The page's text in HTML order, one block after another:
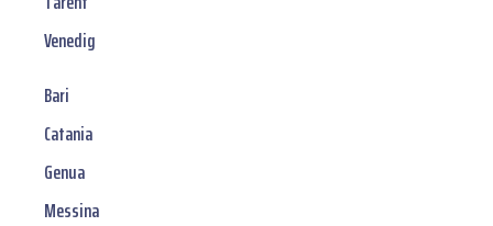
Venedig
Bari
Catania
Genua
Messina